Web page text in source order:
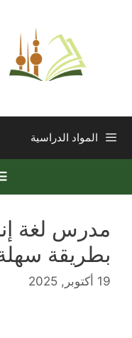
المواد الدراسية
مدرس لغة
بطريقة
19 أكتوبر, 2025